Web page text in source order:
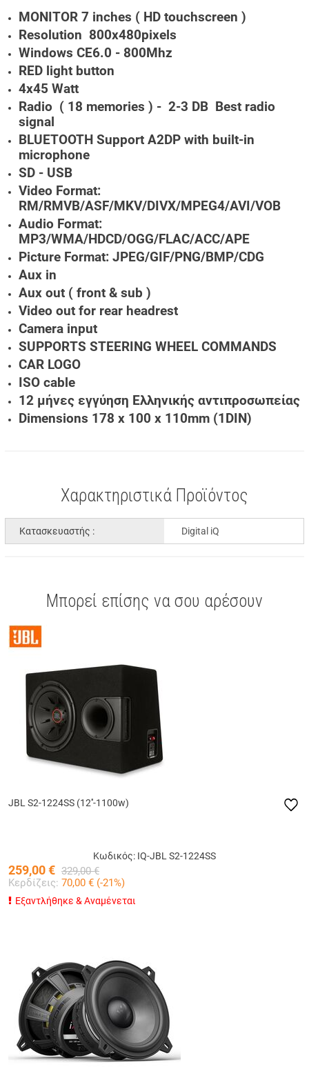
MONITOR 7 inches ( HD touchscreen )
Resolution 800x480pixels
Windows CE6.0 - 800Mhz
RED light button
4x45 Watt
Radio ( 18 memories ) - 2-3 DB Best radio
signal
BLUETOOTH Support A2DP with built-in
microphone
SD - USB
Video Format:
RM/RMVB/ASF/MKV/DIVX/MPEG4/AVI/VOB
Audio Format:
MP3/WMA/HDCD/OGG/FLAC/ACC/APE
Picture Format: JPEG/GIF/PNG/BMP/CDG
Aux in
Aux out ( front & sub )
Video out for rear headrest
Camera input
SUPPORTS STEERING WHEEL COMMANDS
CAR LOGO
ISO cable
12 μήνες εγγύηση Ελληνικής αντιπροσωπείας
Dimensions 178 x 100 x 110mm (1DIN)
Χαρακτηριστικά Προϊόντος
Κατασκευαστής : Digital iQ
Μπορεί επίσης να σου αρέσουν
JBL S2-1224SS (12''-1100w)
Κωδικός: IQ-JBL S2-1224SS
259,00€ 329,00 €
Κερδίζεις: 70,00 € (-21%)
Εξαντλήθηκε & Αναμένεται